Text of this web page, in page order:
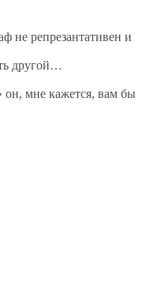
не репрезантативен и
другой…
он, мне кажется, вам бы